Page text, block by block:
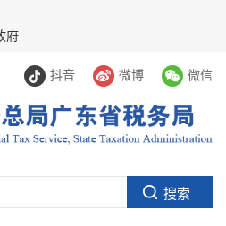
府
抖音 微博 微信